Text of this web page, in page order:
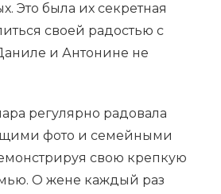
Это была их секретная
своей радостью с
и Антонине не
регулярно радовала
фото и семейными
свою крепкую
О жене каждый раз